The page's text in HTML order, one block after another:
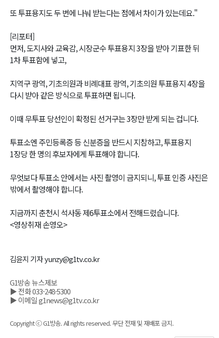
또 투표용지도 두 번에 나눠 받는다는 점에서 차이가 있는데요."
[리포터]
먼저, 도지사와 교육감, 시장군수 투표용지 3장을 받아 기표한 뒤
1차 투표함에 넣고,
지역구 광역, 기초의원과 비례대표 광역, 기초의원 투표용지 4장을
다시 받아 같은 방식으로 투표하면 됩니다.
이때 무투표 당선인이 확정된 선거구는 3장만 받게 되는 겁니다.
투표소엔 주민등록증 등 신분증을 반드시 지참하고, 투표용지
1장당 한 명의 후보자에게 투표해야 합니다.
무엇보다 투표소 안에서는 사진 촬영이 금지되니, 투표 인증 사진은
밖에서 촬영해야 합니다.
지금까지 춘천시 석사동 제6투표소에서 전해드렸습니다.
<영상취재 손영오>
김윤지 기자 yunzy@g1tv.co.kr
G1방송 뉴스제보
▶ 전화 033-248-5300
▶ 이메일 g1news@g1tv.co.kr
Copyright ⓒ G1방송. All rights reserved. 무단 전재 및 재배포 금지.